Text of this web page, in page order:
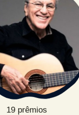
19 prêmios